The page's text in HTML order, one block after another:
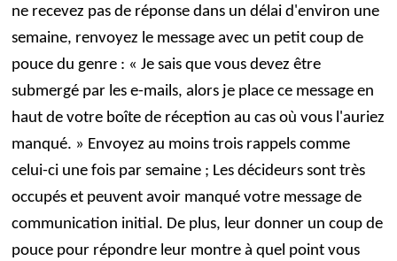
ne recevez pas de réponse dans un délai d'environ une
semaine, renvoyez le message avec un petit coup de
pouce du genre : « Je sais que vous devez être
submergé par les e-mails, alors je place ce message en
haut de votre boîte de réception au cas où vous l'auriez
manqué. » Envoyez au moins trois rappels comme
celui-ci une fois par semaine ; Les décideurs sont très
occupés et peuvent avoir manqué votre message de
communication initial. De plus, leur donner un coup de
pouce pour répondre leur montre à quel point vous